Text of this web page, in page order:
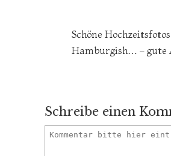
Schöne
Hamburgish… – gute
Schreibe einen